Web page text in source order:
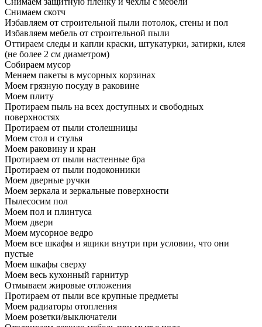
Снимаем скотч
Избавляем от строительной пыли потолок, стены и пол
Избавляем мебель от строительной пыли
Оттираем следы и капли краски, штукатурки, затирки, клея
(не более 2 см диаметром)
Собираем мусор
Меняем пакеты в мусорных корзинах
Моем грязную посуду в раковине
Моем плиту
Протираем пыль на всех доступных и свободных
поверхностях
Протираем от пыли столешницы
Моем стол и стулья
Моем раковину и кран
Протираем от пыли настенные бра
Протираем от пыли подоконники
Моем дверные ручки
Моем зеркала и зеркальные поверхности
Пылесосим пол
Моем пол и плинтуса
Моем двери
Моем мусорное ведро
Моем все шкафы и ящики внутри при условии, что они
пустые
Моем шкафы сверху
Моем весь кухонный гарнитур
Отмываем жировые отложения
Протираем от пыли все крупные предметы
Моем радиаторы отопления
Моем розетки/выключатели